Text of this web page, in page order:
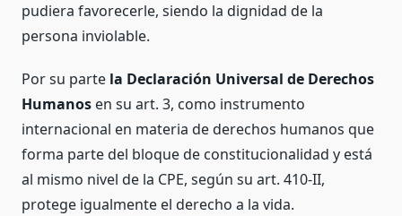
pudiera favorecerle, siendo la dignidad de la
persona inviolable.
Por su parte la Declaración Universal de Derechos
Humanos en su art. 3, como instrumento
internacional en materia de derechos humanos que
forma parte del bloque de constitucionalidad y está
al mismo nivel de la CPE, según su art. 410-II,
protege igualmente el derecho a la vida.